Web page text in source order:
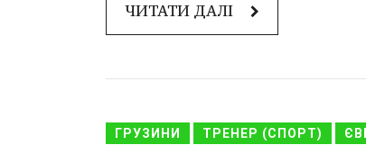
ЧИТАТИ ДАЛІ
ГРУЗИНИ ТРЕНЕР (СПОРТ)